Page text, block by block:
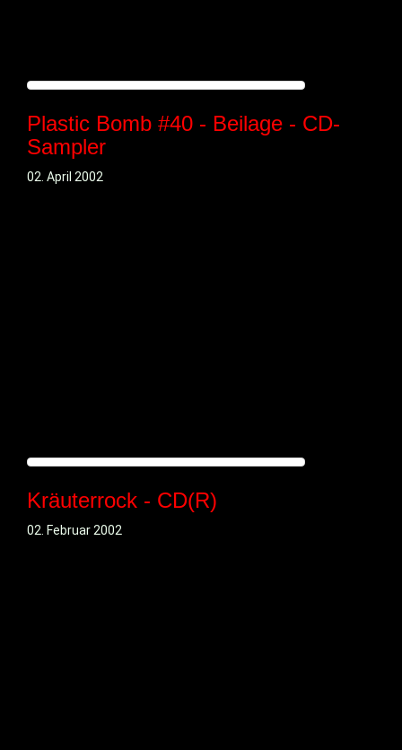
Plastic Bomb #40 - Beilage - CD-
Sampler
02. April 2002
Kräuterrock - CD(R)
02. Februar 2002